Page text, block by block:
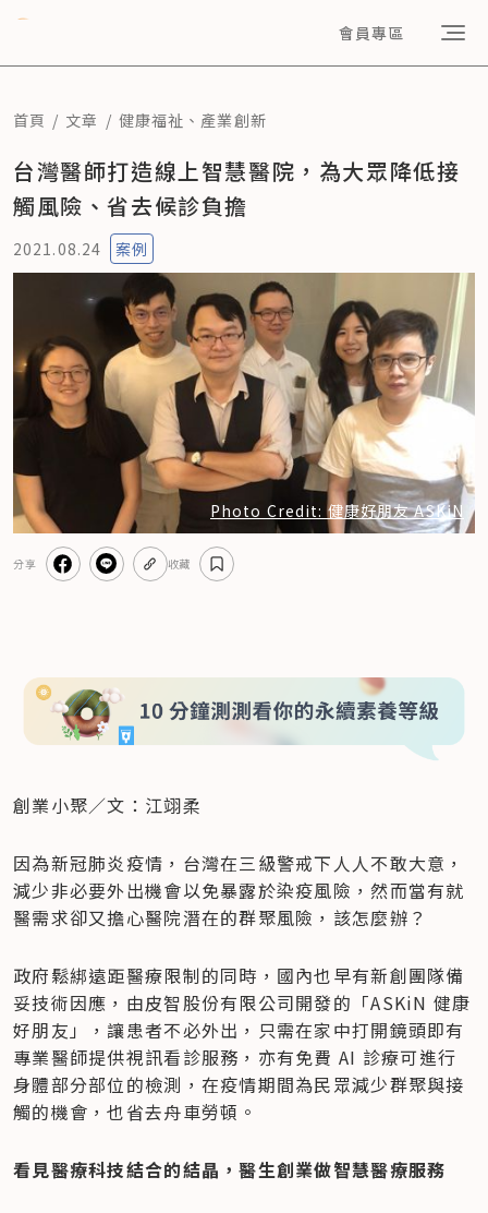
會員專區
首頁 文章 健康福祉 、 產業創新
台灣醫師打造線上智慧醫院，為大眾降低接
觸風險、省去候診負擔
2021.08.24 案例
Photo Credit: 健康好朋友 ASKiN
分享 收藏
創業小聚／文：江翊柔
因為新冠肺炎疫情，台灣在三級警戒下人人不敢大意，
減少非必要外出機會以免暴露於染疫風險，然而當有就
醫需求卻又擔心醫院潛在的群聚風險，該怎麼辦？
政府鬆綁遠距醫療限制的同時，國內也早有新創團隊備
妥技術因應，由皮智股份有限公司開發的「ASKiN 健康
好朋友」，讓患者不必外出，只需在家中打開鏡頭即有
專業醫師提供視訊看診服務，亦有免費 AI 診療可進行
身體部分部位的檢測，在疫情期間為民眾減少群聚與接
觸的機會，也省去舟車勞頓。
看見醫療科技結合的結晶，醫生創業做智慧醫療服務